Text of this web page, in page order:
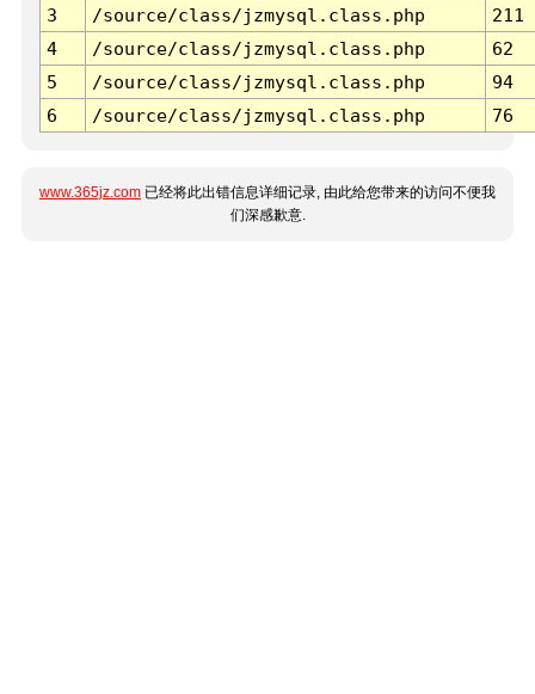
3 /source/class/jzmysql.class.php
211
4
/source/class/jzmysql.class.php
62
5
/source/class/jzmysql.class.php
94
6
/source/class/jzmysql.class.php 76
www.365jz.com 已经将此出错信息详细记录, 由此给您带来的访问不便我
们深感歉意.